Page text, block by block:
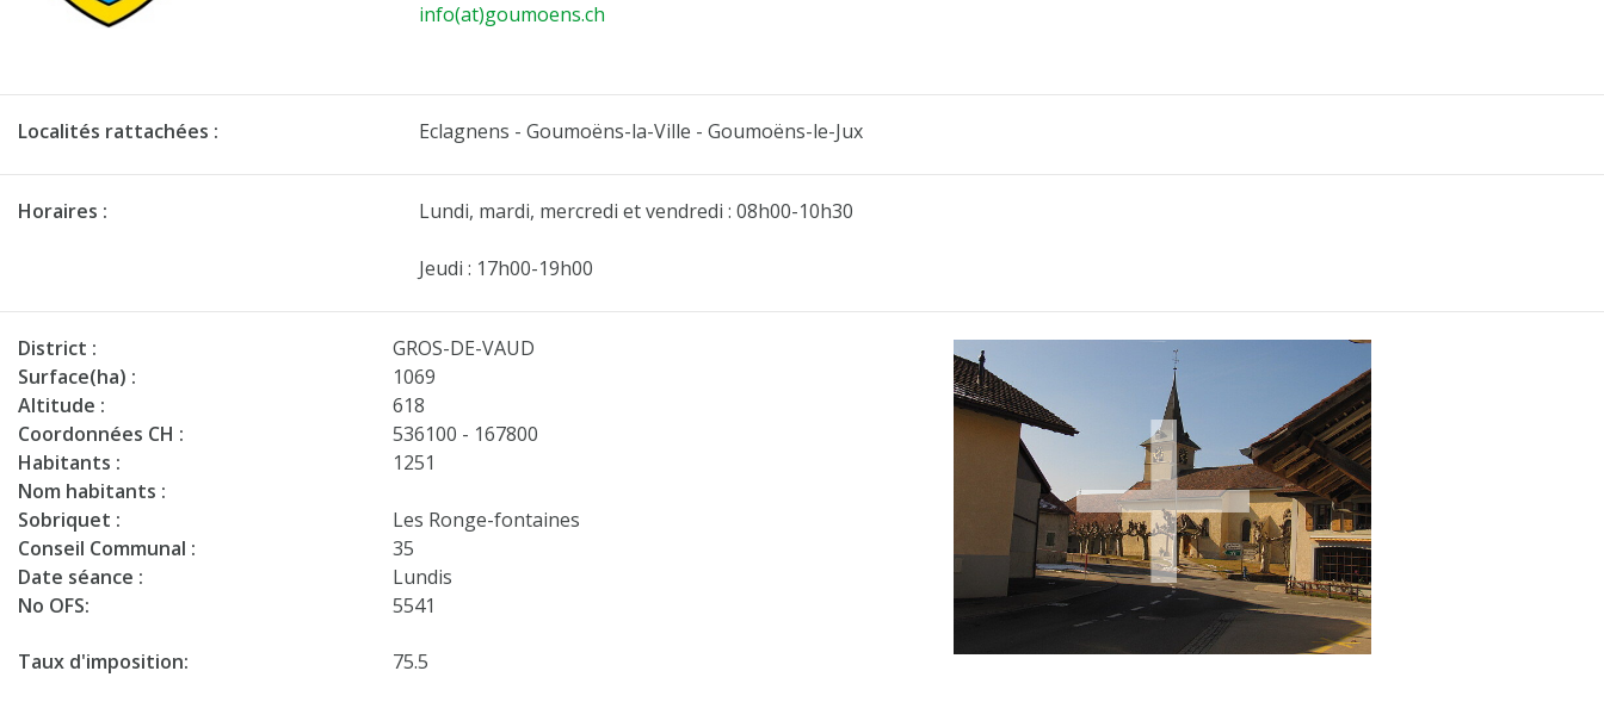
info(at)goumoens.ch
Localités rattachées : Eclagnens - Goumoëns-la-Ville - Goumoëns-le-Jux
Horaires : Lundi, mardi, mercredi et vendredi : 08h00-10h30
Jeudi : 17h00-19h00
District :
GROS-DE-VAUD
Surface(ha) :
1069
Altitude :
618
Coordonnées CH :
536100 - 167800
Habitants :
1251
Nom habitants :
Sobriquet :
Les Ronge-fontaines
Conseil Communal :
35
Date séance :
Lundis
No OFS:
5541
Taux d'imposition: 75.5